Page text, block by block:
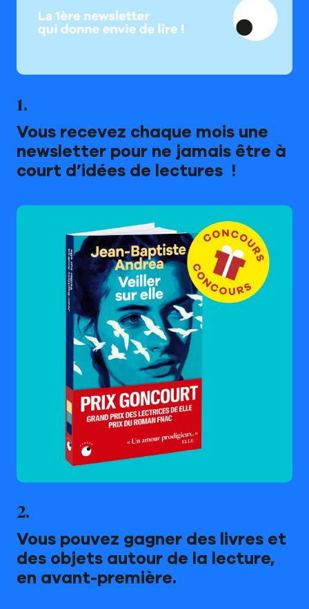
Nos livres
Nos auteurs
Notre newsletter
Le carnet de lecture
1.
Vous recevez chaque mois une
newsletter pour ne jamais être à
court d’idées de lectures !
2.
Vous pouvez gagner des livres et
des objets autour de la lecture,
en avant-première.